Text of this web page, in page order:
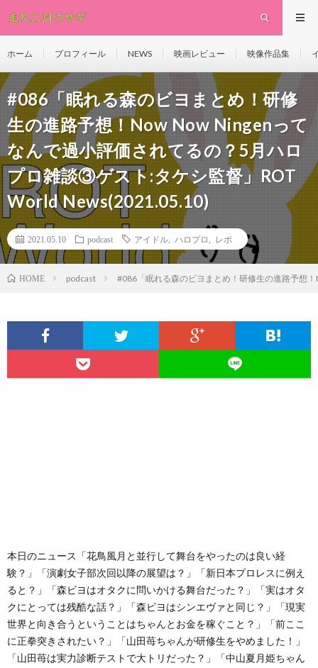
ホーム プロフィール NEWS 映画レビュー 映像作品集
#086「眠れる森のビヨまとめ！研修
生の進路予想！Now Now Ningenって
なんで過小評価されてるの？5月ハロ
プロ雑談③ゲスト:タケシ監督」ROT
World News(2021.05.10)
2021.05.10 podcast アイドル ハロプロ レポ
HOME podcast #086「眠れる森のビヨまとめ！研修生の進路予想
本日のニュース「花鳥風月と並行して舞台をやったのは良い経
験？」「演劇女子部次回以降の展望は？」「新日本プロレスに例え
ると？」「森ビヨはオタクに問いかける舞台だった？」「実はオタ
クにとっては残酷な話？」「森ビヨはシンエヴァと同じ？」「現実
世界と向き合うということはちゃんとお金を稼ぐこと？」「前ここ
に正拳突きされたい？」「山田苺ちゃんが研修生をやめました！」
「山田苺は実力診断テストで大トリだった？」「中山夏月姫ちゃん